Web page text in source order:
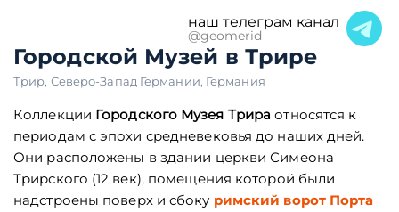
наш телеграм канал
@geomerid
Городской Музей в Трире
Трир, Северо-Запад Германии, Германия
Коллекции Городского Музея Трира относятся к
периодам с эпохи средневековья до наших дней.
Они расположены в здании церкви Симеона
Трирского (12 век), помещения которой были
надстроены поверх и сбоку римский ворот Порта